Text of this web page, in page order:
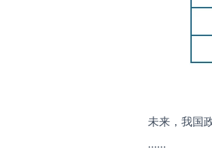
未来，我国
……